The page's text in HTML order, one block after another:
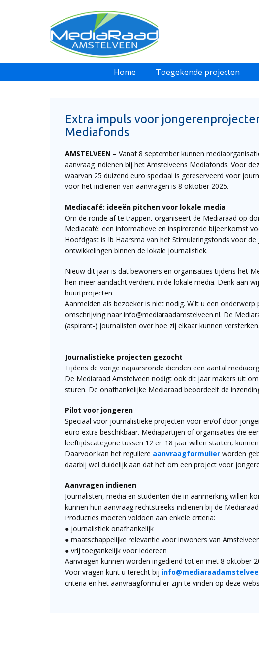
Home
Toegekende projecten
Extra impuls voor
Mediafonds
AMSTELVEEN – Vanaf 8 september kunnen
aanvraag indienen bij het Amstelveens Mediafonds. Voor
waarvan 25 duizend euro speciaal is gereserveerd voor
voor het indienen van aanvragen is 8 oktober 2025.
Mediacafé: ideeën pitchen voor lokale media
Om de ronde af te trappen, organiseert de Mediaraad op
Mediacafé: een informatieve en inspirerende bijeenkomst
Hoofdgast is Ib Haarsma van het Stimuleringsfonds voor de
ontwikkelingen binnen de lokale journalistiek.
Nieuw dit jaar is dat bewoners en organisaties tijdens het
hen meer aandacht verdient in de lokale media. Denk aan
buurtprojecten.
Aanmelden als bezoeker is niet nodig. Wilt u een
omschrijving naar info@mediaraadamstelveen.nl. De
(aspirant-) journalisten over hoe zij elkaar kunnen
Journalistieke projecten gezocht
Tijdens de vorige najaarsronde dienden een aantal
De Mediaraad Amstelveen nodigt ook dit jaar makers uit
sturen. De onafhankelijke Mediaraad beoordeelt de
Pilot voor jongeren
Speciaal voor journalistieke projecten voor en/of door
euro extra beschikbaar. Mediapartijen of organisaties die
leeftijdscategorie tussen 12 en 18 jaar willen starten,
Daarvoor kan het reguliere aanvraagformulier worden
daarbij wel duidelijk aan dat het om een project voor
Aanvragen indienen
Journalisten, media en studenten die in aanmerking willen
kunnen hun aanvraag rechtstreeks indienen bij de
Producties moeten voldoen aan enkele criteria:
● journalistiek onafhankelijk
● maatschappelijke relevantie voor inwoners van Amstelveen
● vrij toegankelijk voor iedereen
Aanvragen kunnen worden ingediend tot en met 8 oktober
Voor vragen kunt u terecht bij
criteria en het aanvraagformulier zijn te vinden op deze